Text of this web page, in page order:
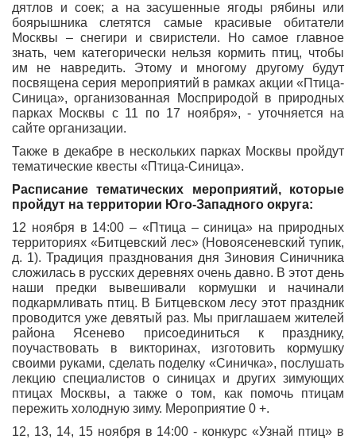
дятлов и соек; а на засушенные ягоды рябины или
боярышника слетятся самые красивые обитатели
Москвы – снегири и свиристели. Но самое главное
знать, чем категорически нельзя кормить птиц, чтобы
им не навредить. Этому и многому другому будут
посвящена серия мероприятий в рамках акции «Птица-
Синица», организованная Мосприродой в природных
парках Москвы с 11 по 17 ноября», - уточняется на
сайте организации.
Также в декабре в нескольких парках Москвы пройдут
тематические квесты «Птица-Синица».
Расписание тематических мероприятий, которые
пройдут на территории Юго-Западного округа:
12 ноября в 14:00 – «Птица – синица» на природных
территориях «Битцевский лес» (Новоясеневский тупик,
д. 1). Традиция празднования дня Зиновия Синичника
сложилась в русских деревнях очень давно. В этот день
наши предки вывешивали кормушки и начинали
подкармливать птиц. В Битцевском лесу этот праздник
проводится уже девятый раз. Мы приглашаем жителей
района Ясенево присоединиться к празднику,
поучаствовать в викторинах, изготовить кормушку
своими руками, сделать поделку «Синичка», послушать
лекцию специалистов о синицах и других зимующих
птицах Москвы, а также о том, как помочь птицам
пережить холодную зиму. Мероприятие 0 +.
12, 13, 14, 15 ноября в 14:00 - конкурс «Узнай птиц» в